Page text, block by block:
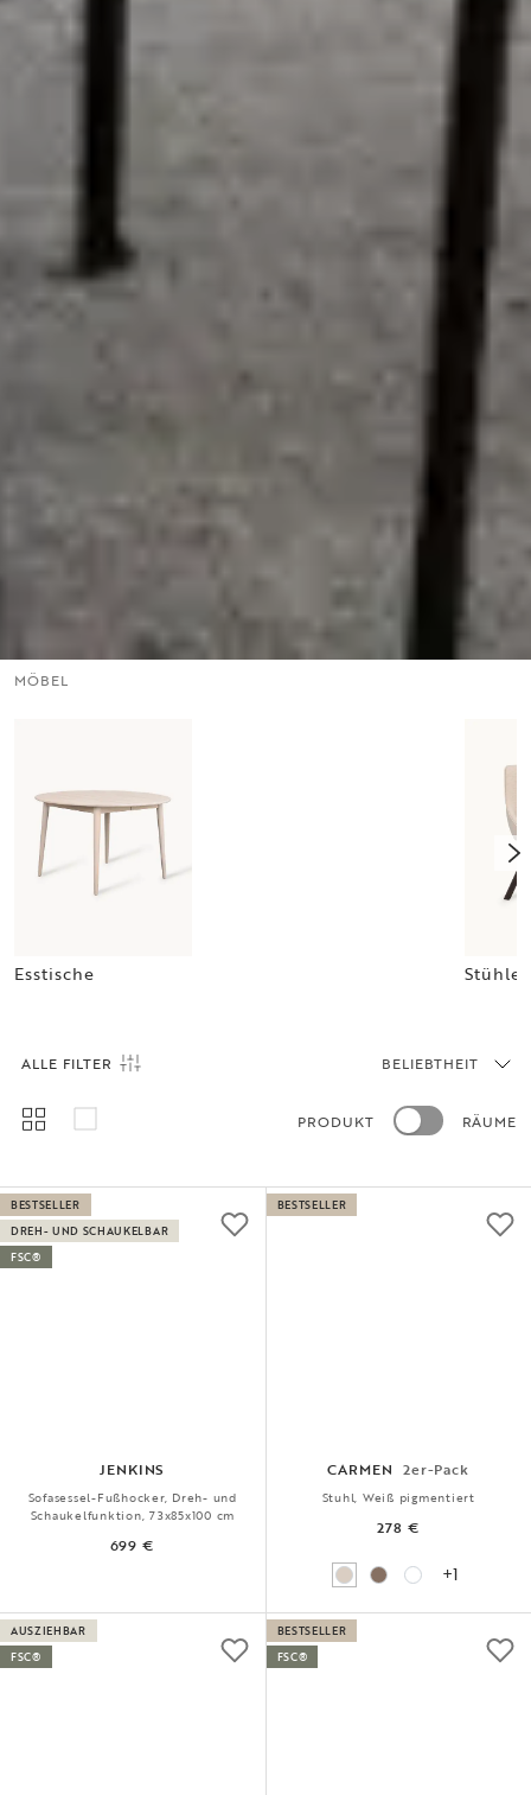
MÖBEL
Esstische Stühle
ALLE FILTER
PRODUKT RÄUME
BELIEBTHEIT
JENKINS
Sofasessel-Fußhocker, Dreh- und
Schaukelfunktion, 73x85x100 cm
699 €
BESTSELLER
DREH- UND SCHAUKELBAR
FSC®
CARMEN 2er-Pack
Stuhl, Weiß pigmentiert
278 €
+1
BESTSELLER
AUSZIEHBAR
FSC®
BESTSELLER
FSC®